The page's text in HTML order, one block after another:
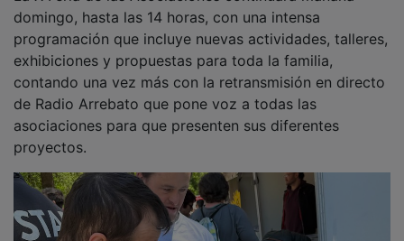
En este enlace se puede consultar toda la
programación más detallada:
https://www.guadalajara.es/recursos/doc/portal/2018/
x-feria-de-asociaciones-programa-de-actividades.pdf